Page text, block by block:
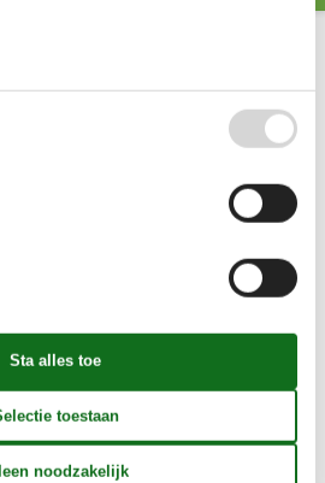
Huisdieren niet toegestaan
vakantiehuizen